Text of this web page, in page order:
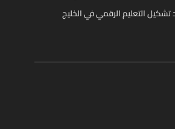
تشكيل التعليم الرقمي في الخليج